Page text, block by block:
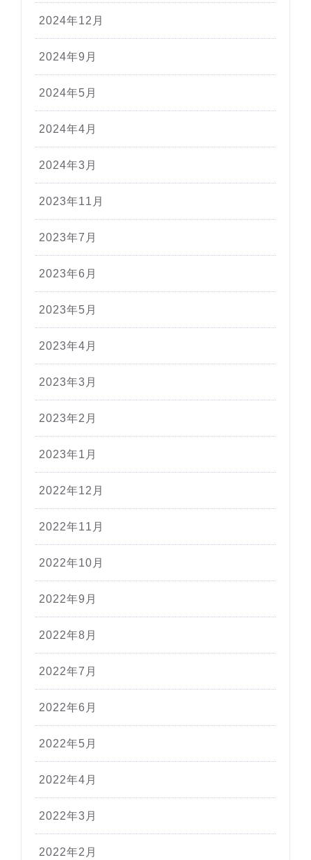
2024年12月
2024年9月
2024年5月
2024年4月
2024年3月
2023年11月
2023年7月
2023年6月
2023年5月
2023年4月
2023年3月
2023年2月
2023年1月
2022年12月
2022年11月
2022年10月
2022年9月
2022年8月
2022年7月
2022年6月
2022年5月
2022年4月
2022年3月
2022年2月